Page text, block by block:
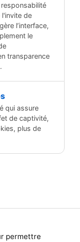
l'invite de
l’interface,
le
transparence
qui assure
de captivité,
plus de
permettre